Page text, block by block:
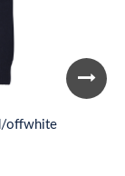
offwhite